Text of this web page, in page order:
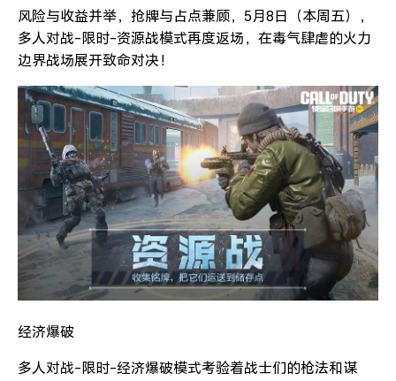
风险与收益并举，抢牌与占点兼顾，5月8日（本周五），
多人对战-限时-资源战模式再度返场，在毒气肆虐的火力
边界战场展开致命对决！
经济爆破
多人对战-限时-经济爆破模式考验着战士们的枪法和谋